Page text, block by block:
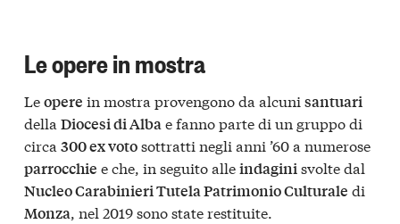
Le opere in mostra
Leopere in mostra provengono da alcuni santuari
della Diocesi di Alba e fanno parte di un gruppo di
circa 300 ex votosottratti negli anni ’60 a numerose
parrocchie e che, in seguito alleindagini svolte dal
Nucleo Carabinieri Tutela Patrimonio Culturale di
Monza , nel 2019 sono state restituite.